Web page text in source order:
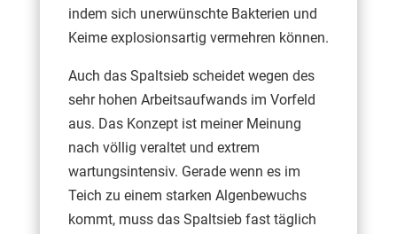
indem sich unerwünschte Bakterien und
Keime explosionsartig vermehren können.
Auch das Spaltsieb scheidet wegen des
sehr hohen Arbeitsaufwands im Vorfeld
aus. Das Konzept ist meiner Meinung
nach völlig veraltet und extrem
wartungsintensiv. Gerade wenn es im
Teich zu einem starken Algenbewuchs
kommt, muss das Spaltsieb fast täglich